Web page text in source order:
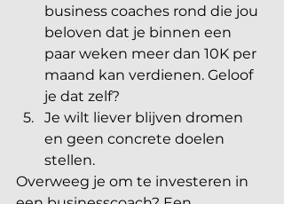
business coaches rond die jou
beloven dat je binnen een
paar weken meer dan 10K per
maand kan verdienen. Geloof
je dat zelf?
Je wilt liever blijven dromen
en geen concrete doelen
stellen.
Overweeg je om te investeren in